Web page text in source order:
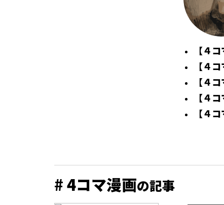
【４
【４
【４
【４
【４
# 4コマ漫画の記事